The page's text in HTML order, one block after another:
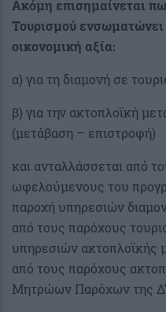
Ακόμη επισημαίνεται
Τουρισμού
οικονομική αξία:
α) για τη διαμονή σε
β) για την ακτοπλοϊκή
(μετάβαση – επιστροφή)
και ανταλλάσσεται από
ωφελούμενους του
παροχή υπηρεσιών
από τους παρόχους
υπηρεσιών ακτοπλοϊκής
από τους παρόχους
Μητρώων Παρόχων της